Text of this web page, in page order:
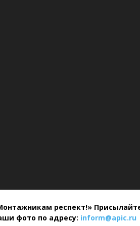
респект!»
фото по адресу: inform@apic.ru